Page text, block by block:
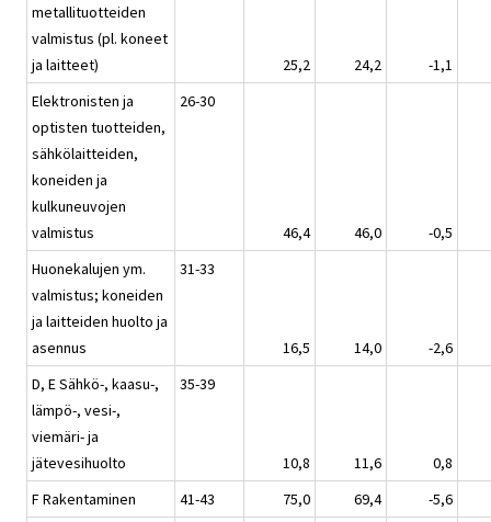
metallituotteiden
valmistus (pl. koneet
ja laitteet)
25,2 24,2
-1,1
Elektronisten ja
optisten tuotteiden,
sähkölaitteiden,
koneiden ja
kulkuneuvojen
valmistus
26-30
46,4 46,0
-0,5
Huonekalujen ym.
valmistus; koneiden
ja laitteiden huolto ja
asennus
31-33
16,5 14,0
-2,6
D, E Sähkö-, kaasu-,
lämpö-, vesi-,
viemäri- ja
jätevesihuolto
35-39
10,8 11,6
0,8
F Rakentaminen
41-43 75,0 69,4
-5,6